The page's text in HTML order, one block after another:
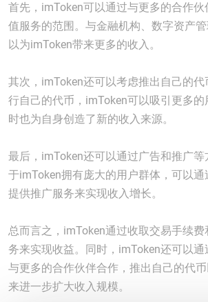
首先，imToken可以通过与更多的合作
值服务的范围。与金融机构、数字资产
以为imToken带来更多的收入。
其次，imToken还可以考虑推出自己的
行自己的代币，imToken可以吸引更多的
时也为自身创造了新的收入来源。
最后，imToken还可以通过广告和推广
于imToken拥有庞大的用户群体，可以
提供推广服务来实现收入增长。
总而言之，imToken通过收取交易手续费
务来实现收益。同时，imToken还可以通
与更多的合作伙伴合作，推出自己的代
来进一步扩大收入规模。